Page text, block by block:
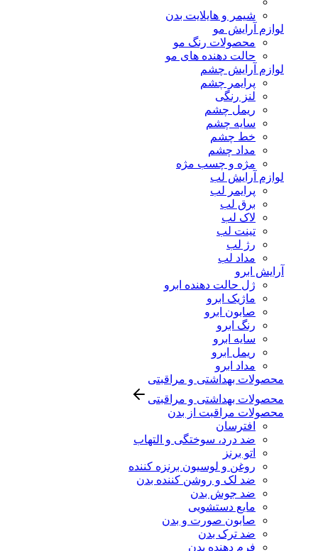
شیمر و هایلایت بدن
لوازم آرایش مو
محصولات رنگ مو
حالت دهنده های مو
لوازم آرایش چشم
پرایمر چشم
لنز رنگی
ریمل چشم
سایه چشم
خط چشم
مداد چشم
مژه و چسب مژه
لوازم آرایش لب
پرایمر لب
برق لب
لاک لب
تینت لب
رژ لب
مداد لب
آرایش ابرو
ژل حالت دهنده ابرو
ماژیک ابرو
صابون ابرو
رنگ ابرو
سایه ابرو
ریمل ابرو
مداد ابرو
محصولات بهداشتی و مراقبتی
محصولات بهداشتی و مراقبتی
محصولات مراقبت از بدن
افترسان
ضد درد، سوختگی و التهاب
اتو برنز
روغن و لوسیون برنزه کننده
ضد لک و روشن کننده بدن
ضد جوش بدن
مایع دستشویی
صابون صورت و بدن
ضد ترک بدن
فرم دهنده بدن